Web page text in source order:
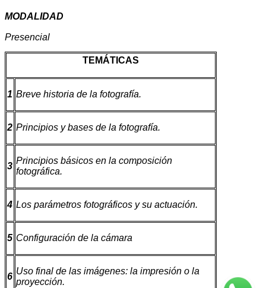
MODALIDAD
Presencial
TEMÁTICAS
1 Breve historia de la fotografía.
2 Principios y bases de la fotografía.
3
Principios básicos en la composición
fotográfica.
4 Los parámetros fotográficos y su actuación.
5 Configuración de la cámara
6
Uso final de las imágenes: la impresión o la
proyección.